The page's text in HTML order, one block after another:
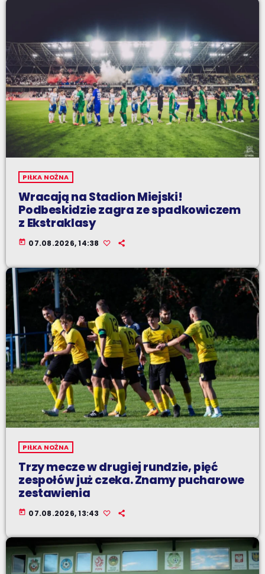
PIŁKA NOŻNA
Wracają na Stadion Miejski!
Podbeskidzie zagra ze spadkowiczem
z Ekstraklasy
today 07.08.2026, 14:38
PIŁKA NOŻNA
Trzy mecze w drugiej rundzie, pięć
zespołów już czeka. Znamy pucharowe
zestawienia
today 07.08.2026, 13:43